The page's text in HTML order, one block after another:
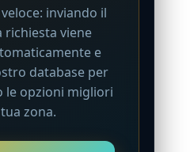
inviando il
richiesta viene
e
database per
opzioni migliori
zona.